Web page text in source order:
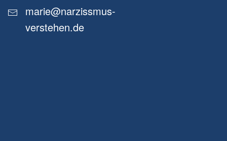
marie@narzissmus-
verstehen.de